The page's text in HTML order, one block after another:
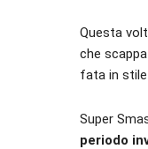
Questa
che
fata in stile
Super
periodo